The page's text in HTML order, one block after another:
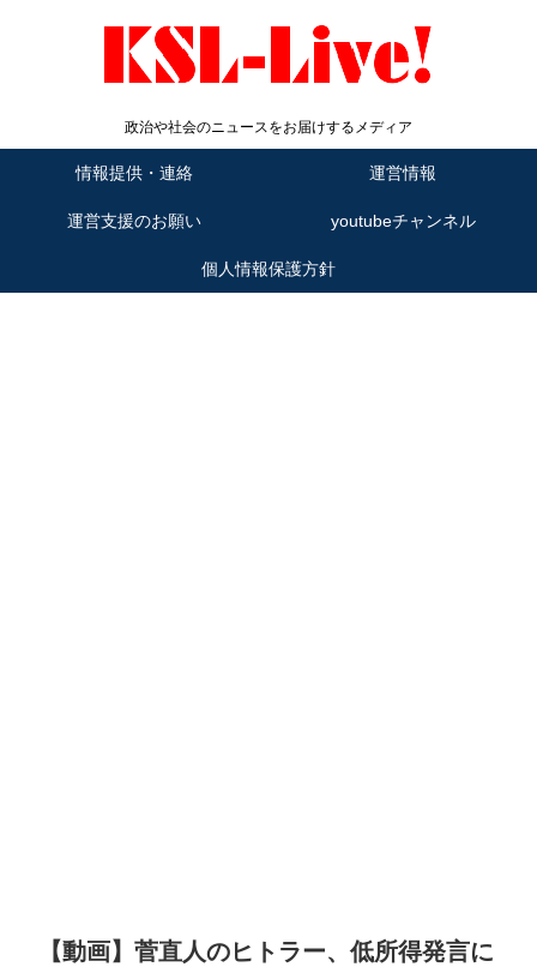
政治や社会のニュースをお届けするメディア
情報提供・連絡 運営情報
運営支援のお願い youtubeチャンネル
個人情報保護方針
【動画】菅直人のヒトラー、低所得発言に